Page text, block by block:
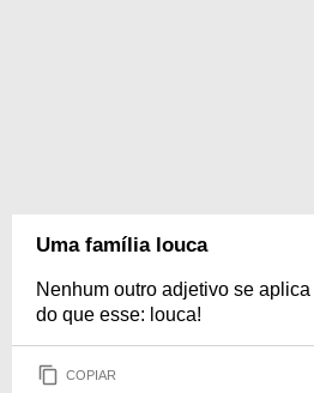
Uma família louca
Nenhum outro adjetivo se
do que esse: louca!
COPIAR